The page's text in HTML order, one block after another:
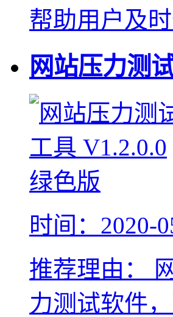
帮助用户及
网站压力测
时间：2020-
推荐理由：
力测试软件